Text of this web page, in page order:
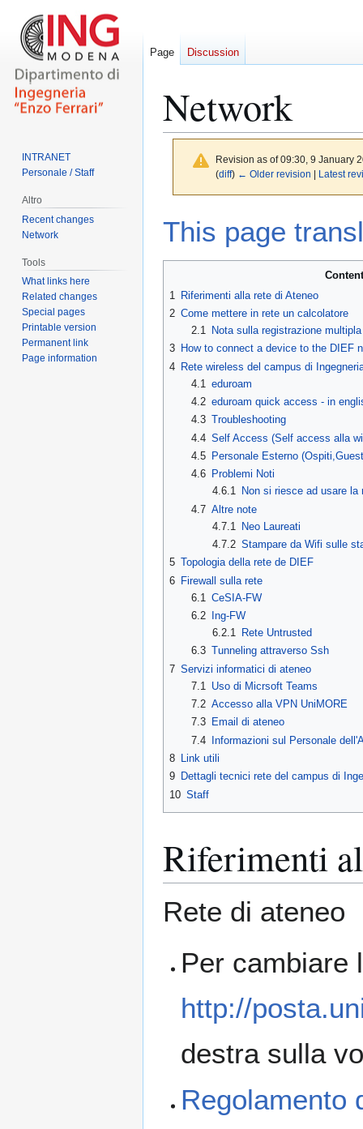
Network
Revision as of 09:30, 9 January
(diff) ← Older revision Latest
This page
1
Riferimenti alla rete di Ateneo
2 Come mettere in rete un calcolatore
2.1
Nota sulla registrazione
3 How to connect a device to the DIEF
4 Rete wireless del campus di
4.1 eduroam
4.2 eduroam quick access - in
4.3 Troubleshooting
4.4 Self Access (Self access alla
4.5
Personale Esterno
4.6
Problemi Noti
4.6.1 Non si riesce ad usare la
4.7 Altre note
4.7.1
Neo Laureati
4.7.2 Stampare da Wifi sulle
5 Topologia della rete de DIEF
6 Firewall sulla rete
6.1 CeSIA-FW
6.2
Ing-FW
6.2.1
Rete Untrusted
6.3 Tunneling attraverso Ssh
7 Servizi informatici di ateneo
7.1
Uso di Micrsoft Teams
7.2 Accesso alla VPN UniMORE
7.3
Email di ateneo
7.4 Informazioni sul Personale
8
Link utili
9 Dettagli tecnici rete del campus di
10 Staff
Riferimenti
Rete di ateneo
Per cambiare
http://
destra sulla
Regolamento
Page Discussion
INTRANET
Personale / Staff
Altro
Recent changes
Network
Tools
What links here
Related changes
Special pages
Printable version
Permanent link
Page information